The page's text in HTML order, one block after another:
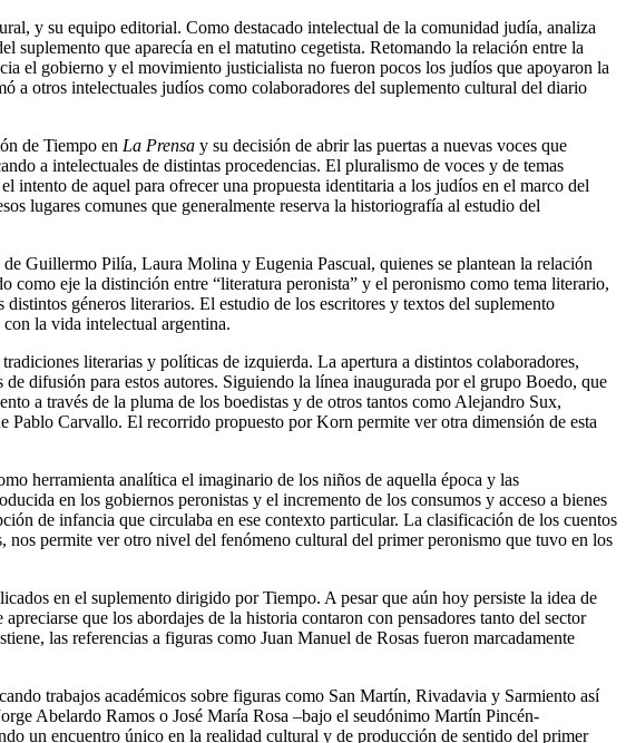
y su equipo editorial. Como destacado intelectual de la comunidad judía, analiza
que aparecía en el matutino cegetista. Retomando la relación entre la
el gobierno y el movimiento justicialista no fueron pocos los judíos que apoyaron la
a otros intelectuales judíos como colaboradores del suplemento cultural del diario
de Tiempo en La Prensa y su decisión de abrir las puertas a nuevas voces que
a intelectuales de distintas procedencias. El pluralismo de voces y de temas
intento de aquel para ofrecer una propuesta identitaria a los judíos en el marco del
lugares comunes que generalmente reserva la historiografía al estudio del
Guillermo Pilía, Laura Molina y Eugenia Pascual, quienes se plantean la relación
como eje la distinción entre “literatura peronista” y el peronismo como tema literario,
géneros literarios. El estudio de los escritores y textos del suplemento
la vida intelectual argentina.
literarias y políticas de izquierda. La apertura a distintos colaboradores,
difusión para estos autores. Siguiendo la línea inaugurada por el grupo Boedo, que
a través de la pluma de los boedistas y de otros tantos como Alejandro Sux,
Carvallo. El recorrido propuesto por Korn permite ver otra dimensión de esta
herramienta analítica el imaginario de los niños de aquella época y las
en los gobiernos peronistas y el incremento de los consumos y acceso a bienes
de infancia que circulaba en ese contexto particular. La clasificación de los cuentos
permite ver otro nivel del fenómeno cultural del primer peronismo que tuvo en los
en el suplemento dirigido por Tiempo. A pesar que aún hoy persiste la idea de
que los abordajes de la historia contaron con pensadores tanto del sector
las referencias a figuras como Juan Manuel de Rosas fueron marcadamente
trabajos académicos sobre figuras como San Martín, Rivadavia y Sarmiento así
Abelardo Ramos o José María Rosa –bajo el seudónimo Martín Pincén-
un encuentro único en la realidad cultural y de producción de sentido del primer